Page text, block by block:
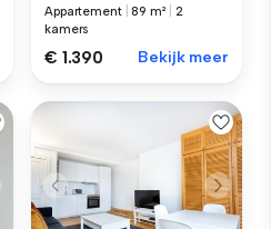
Appartement |89 m²
2
kamers
€ 1.390 Bekijk meer